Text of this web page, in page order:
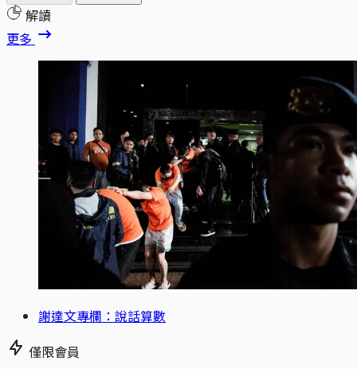
解讀
更多
謝達文專欄：說話算數
僅限會員